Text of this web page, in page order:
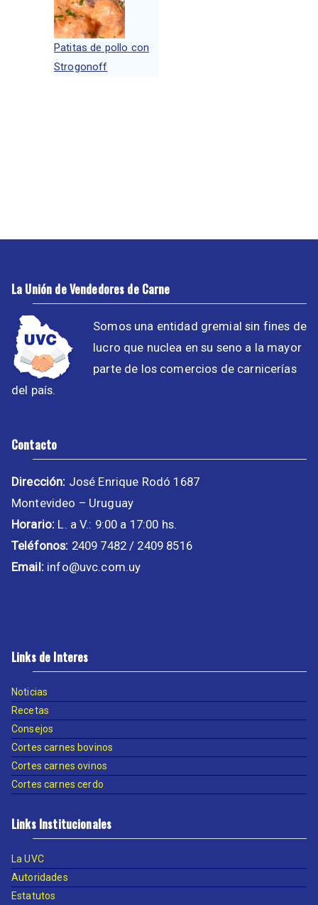
Patitas de pollo con
Strogonoff
La Unión de Vendedores de Carne
Somos una entidad gremial sin fines de
lucro que nuclea en su seno a la mayor
parte de los comercios de carnicerías
del país.
Contacto
Dirección: José Enrique Rodó 1687
Montevideo – Uruguay
Horario: L. a V.: 9:00 a 17:00 hs.
Teléfonos: 2409 7482 / 2409 8516
Email:info@uvc.com.uy
Links de Interes
Noticias
Recetas
Consejos
Cortes carnes bovinos
Cortes carnes ovinos
Cortes carnes cerdo
Links Institucionales
La UVC
Autoridades
Estatutos